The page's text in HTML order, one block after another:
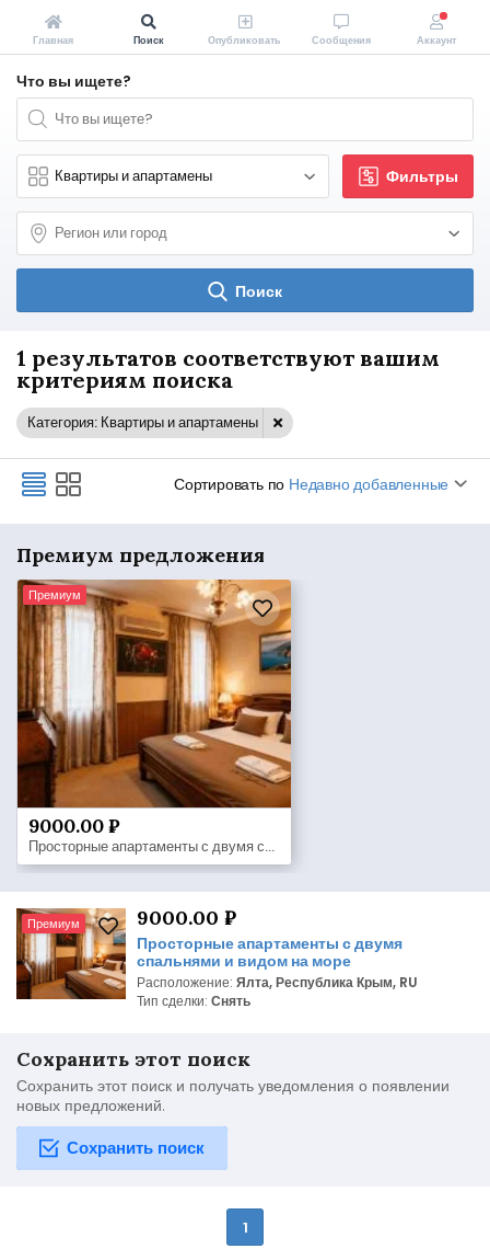
Что вы ищете?
Фильтры
Поиск
1 результатов соответствуют вашим
критериям поиска
Категория: Квартиры и апартамены
Сортировать по Недавно добавленные
Премиум предложения
Премиум
9000.00 ₽
Просторные апартаменты с двумя спальнями и видом на море
Премиум 9000.00 ₽
Просторные апартаменты с двумя
спальнями и видом на море
Расположение: Ялта, Республика Крым, RU
Тип сделки: Снять
Сохранить этот поиск
Сохранить этот поиск и получать уведомления о появлении
новых предложений.
Сохранить поиск
1
Главная Поиск Опубликовать Сообщения Аккаунт